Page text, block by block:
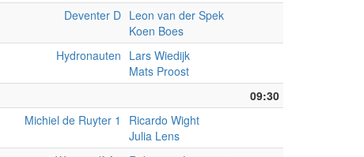
Deventer D Leon van der Spek
Koen Boes
Hydronauten Lars Wiedijk
Mats Proost
09:30
Michiel de Ruyter 1
Ricardo Wight
Julia Lens